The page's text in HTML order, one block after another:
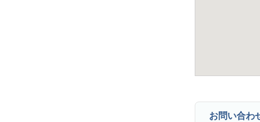
お問い合わ